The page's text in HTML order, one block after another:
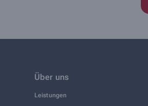
Über uns
Leistungen